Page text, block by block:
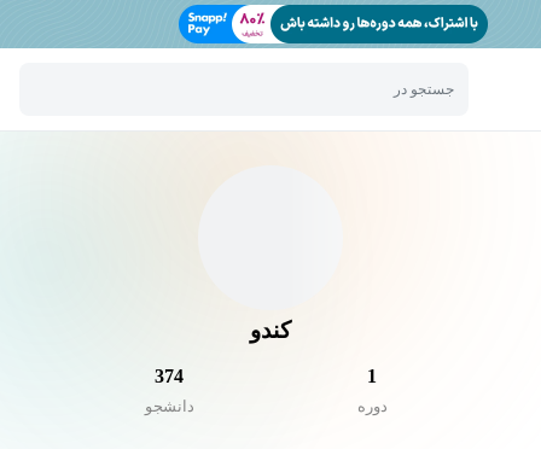
جستجو در
کندو
1
دوره
374
دانشجو